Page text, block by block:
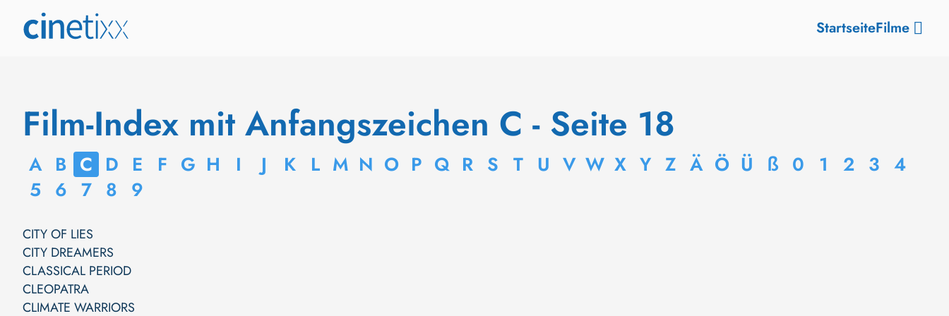
StartseiteFilme
Film-Index mit Anfangszeichen C - Seite 18
A B C D E F G H I J K L M N O P Q R S T U V W X Y Z Ä Ö Ü ß 0 1 2 3 4
5 6 7 8 9
CITY OF LIES
CITY DREAMERS
CLASSICAL PERIOD
CLEOPATRA
CLIMATE WARRIORS